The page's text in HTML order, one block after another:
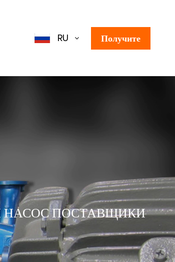
RU
Получите
НАСОС ПОСТАВЩИКИ